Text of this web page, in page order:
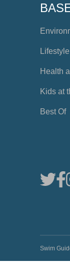
Health
Kids at
Best Of
Swim